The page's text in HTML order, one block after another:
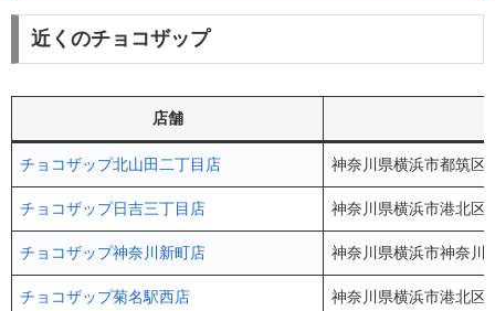
近くのチョコザップ
店舗
チョコザップ北山田二丁目店 神奈川県横浜市都筑区
チョコザップ日吉三丁目店 神奈川県横浜市港北区
チョコザップ神奈川新町店 神奈川県横浜市神奈川
チョコザップ菊名駅西店 神奈川県横浜市港北区